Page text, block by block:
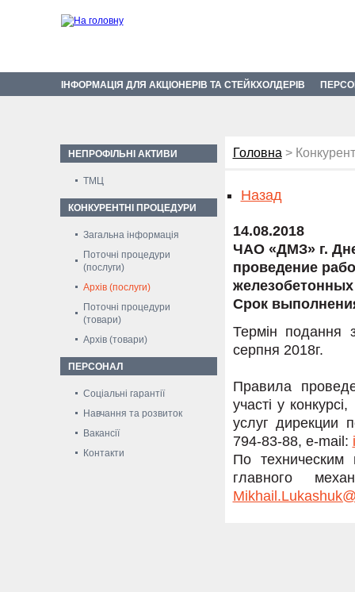
ІНФОРМАЦІЯ ДЛЯ АКЦІОНЕРІВ ТА СТЕЙКХОЛДЕРІВ
НЕПРОФІЛЬНІ АКТИВИ
ТМЦ
КОНКУРЕНТНІ ПРОЦЕДУРИ
Загальна інформація
Поточні процедури
(послуги)
Архів (послуги)
Поточні процедури
(товари)
Архів (товари)
ПЕРСОНАЛ
Соціальні гарантії
Навчання та розвиток
Вакансії
Контакти
Головна >
Назад
14.08.2018
ЧАО «ДМЗ» г.
проведение
Срок
Термін подання
серпня 2018г.
Правила
участі у
услуг дирекции
794-83-88, e-mail:
По техническим
главного